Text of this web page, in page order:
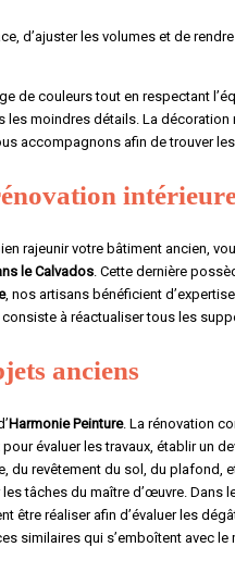
d’ajuster les volumes et de
de couleurs tout en respectant
moindres détails. La
accompagnons afin de trouver
rajeunir votre bâtiment ancien,
le Calvados. Cette dernière
, nos artisans bénéficient
à réactualiser tous les
anciens
Harmonie Peinture. La rénovation
évaluer les travaux, établir
du revêtement du sol, du
tâches du maître d’œuvre. Dans
être réaliser afin d’évaluer les
similaires qui s’emboîtent avec